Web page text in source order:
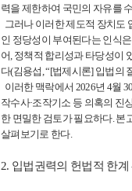
력을 제한하여 국민의 자유를
그러나 이러한 제도적 장치도
인 정당성이 부여된다는 인식
어, 정책적 합리성과 타당성이
다(김용섭, “[법제시론] 입법의
이러한 맥락에서 2026년 4월
작수사·조작기소 등 의혹의 진
한 면밀한 검토가 필요하다. 본
살펴보기로 한다.
2. 입법권력의 헌법적 한